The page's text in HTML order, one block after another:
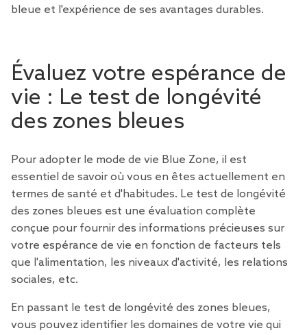
bleue et l'expérience de ses avantages durables.
Évaluez votre espérance de
vie : Le test de longévité
des zones bleues
Pour adopter le mode de vie Blue Zone, il est
essentiel de savoir où vous en êtes actuellement en
termes de santé et d'habitudes. Le test de longévité
des zones bleues est une évaluation complète
conçue pour fournir des informations précieuses sur
votre espérance de vie en fonction de facteurs tels
que l'alimentation, les niveaux d'activité, les relations
sociales, etc.
En passant le test de longévité des zones bleues,
vous pouvez identifier les domaines de votre vie qui